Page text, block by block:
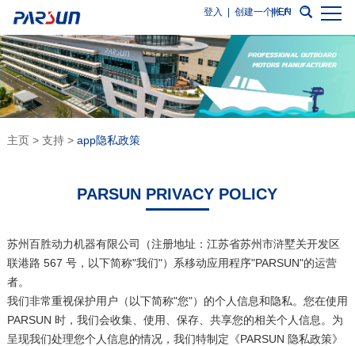
登入 创建一个帐户
| EN
主页 > 支持 > app隐私政策
PARSUN PRIVACY POLICY
苏州百胜动力机器有限公司（注册地址：江苏省苏州市浒墅关开发区
联港路 567 号，以下简称"我们"）系移动应用程序"PARSUN"的运营
者。
我们非常重视保护用户（以下简称"您"）的个人信息和隐私。您在使用
PARSUN 时，我们会收集、使用、保存、共享您的相关个人信息。为
呈现我们处理您个人信息的情况，我们特制定《PARSUN 隐私政策》